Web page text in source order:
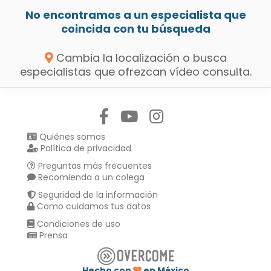
No encontramos a un especialista que
coincida con tu búsqueda
Cambia la localización o busca
especialistas que ofrezcan vídeo consulta.
Quiénes somos
Política de privacidad
Preguntas más frecuentes
Recomienda a un colega
Seguridad de la información
Como cuidamos tus datos
Condiciones de uso
Prensa